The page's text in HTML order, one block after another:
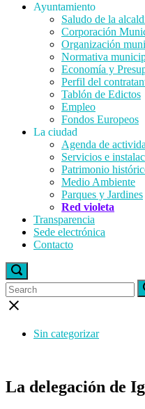
Ayuntamiento
Saludo de la
Corporación
Organización
Normativa
Economía y
Perfil del
Tablón de Edictos
Empleo
Fondos Europeos
La ciudad
Agenda de
Servicios e
Patrimonio
Medio Ambiente
Parques y Jardines
Red violeta
Transparencia
Sede electrónica
Contacto
Open
search
bar
Search
for:
Search
for:
Close
Sin categorizar
La delegación de